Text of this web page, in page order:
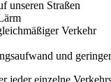
unseren Straßen
Verkehr
und
jeder einzelne